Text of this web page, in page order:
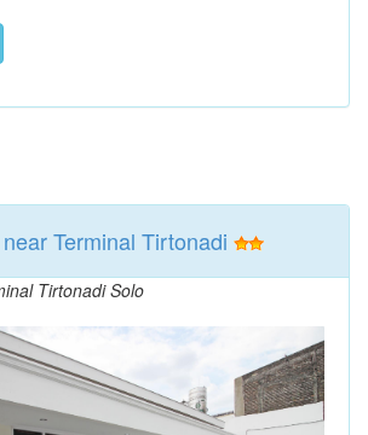
Terminal Tirtonadi
Tirtonadi Solo